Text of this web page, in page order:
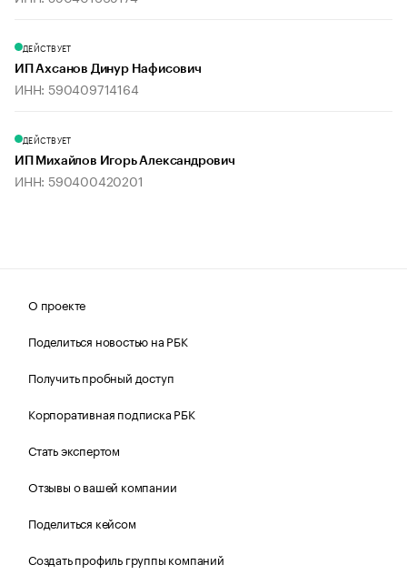
ДЕЙСТВУЕТ
ИП Ахсанов Динур Нафисович
ИНН: 590409714164
ДЕЙСТВУЕТ
ИП Михайлов Игорь Александрович
ИНН: 590400420201
О проекте
Поделиться новостью на РБК
Получить пробный доступ
Корпоративная подписка РБК
Стать экспертом
Отзывы о вашей компании
Поделиться кейсом
Создать профиль группы компаний